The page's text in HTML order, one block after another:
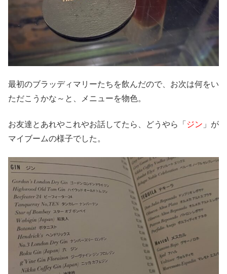
最初のブラッディマリーたちを飲んだので、お次は何をい
ただこうかな～と、メニューを物色。
お友達とあれやこれやお話してたら、どうやら「 ジン 」が
マイブームの様子でした。